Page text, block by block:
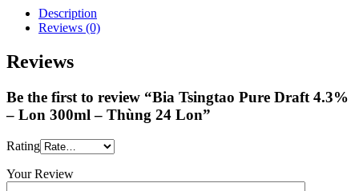
Description
Reviews (0)
Reviews
Be the first to review “Bia Tsingtao Pure Draft 4.3%
– Lon 300ml – Thùng 24 Lon”
Rating
Your Review